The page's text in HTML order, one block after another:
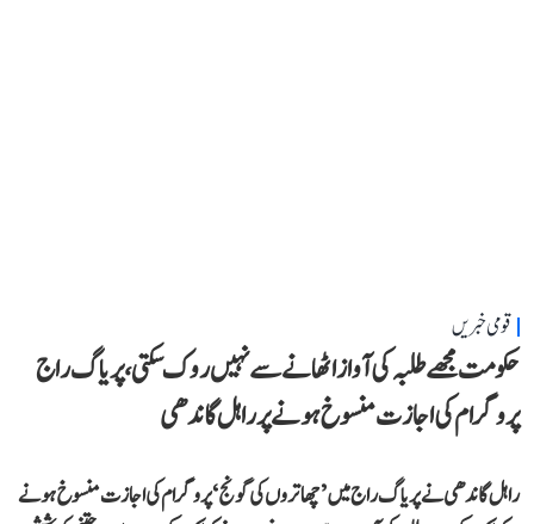
قومی خبریں
حکومت مجھے طلبہ کی آواز اٹھانے سے نہیں روک سکتی، پریاگ راج
پروگرام کی اجازت منسوخ ہونے پر راہل گاندھی
راہل گاندھی نے پریاگ راج میں ’چھاتروں کی گونج‘ پروگرام کی اجازت منسوخ ہونے